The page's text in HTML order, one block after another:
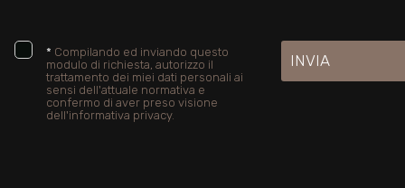
* Compilando ed inviando questo
modulo di richiesta, autorizzo il
trattamento dei miei dati personali ai
sensi dell'attuale normativa e
confermo di aver preso visione
dell'informativa privacy.
INVIA